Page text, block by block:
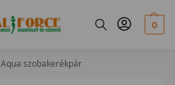
0
Aqua szobakerékpár